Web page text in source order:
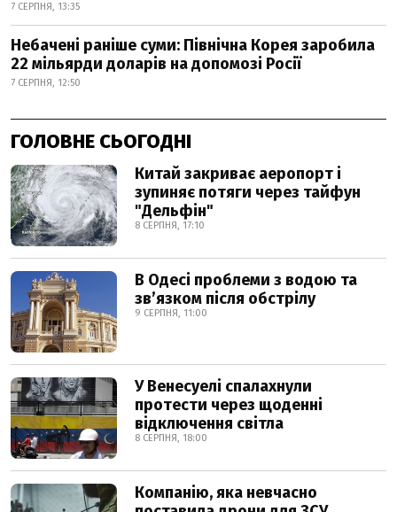
7 СЕРПНЯ, 13:35
Небачені раніше суми: Північна Корея заробила
22 мільярди доларів на допомозі Росії
7 СЕРПНЯ, 12:50
ГОЛОВНЕ СЬОГОДНІ
Китай закриває аеропорт і
зупиняє потяги через тайфун
"Дельфін"
8 СЕРПНЯ, 17:10
В Одесі проблеми з водою та
звʼязком після обстрілу
9 СЕРПНЯ, 11:00
У Венесуелі спалахнули
протести через щоденні
відключення світла
8 СЕРПНЯ, 18:00
Компанію, яка невчасно